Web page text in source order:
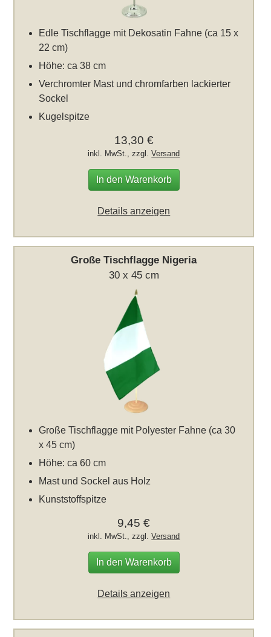
Edle Tischflagge mit Dekosatin Fahne (ca 15 x
22 cm)
Höhe: ca 38 cm
Verchromter Mast und chromfarben lackierter
Sockel
Kugelspitze
13,30 €
inkl. MwSt., zzgl.Versand
In den Warenkorb
Details anzeigen
Große Tischflagge Nigeria
30 x 45 cm
Große Tischflagge mit Polyester Fahne (ca 30
x 45 cm)
Höhe: ca 60 cm
Mast und Sockel aus Holz
Kunststoffspitze
9,45 €
inkl. MwSt., zzgl.Versand
In den Warenkorb
Details anzeigen